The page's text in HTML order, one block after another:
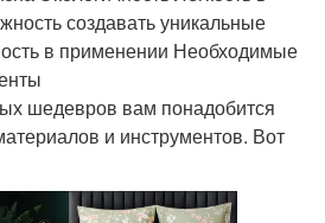
создавать уникальные
в применении Необходимые
шедевров вам понадобится
и инструментов. Вот